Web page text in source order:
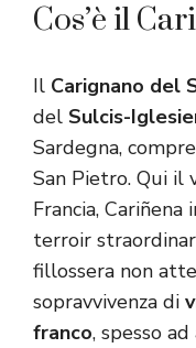
Cos’è il
Il Carignano del
del Sulcis-
Sardegna,
San Pietro. Qui il
Francia,
terroir
fillossera non
sopravvivenza di
franco, spesso